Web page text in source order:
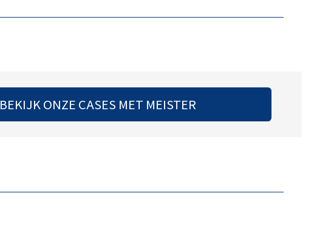
BEKIJK ONZE CASES MET MEISTER